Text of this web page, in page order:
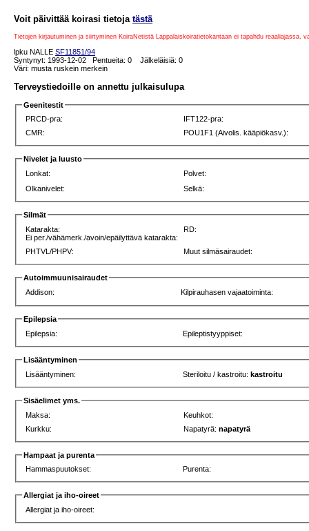
Voit päivittää koirasi tietoja tästä
Tietojen kirjautuminen ja siirtyminen KoiraNetistä Lappalaiskoiratietokantaan ei tapahdu
lpku NALLE SF11851/94
Syntynyt: 1993-12-02 Pentueita: 0 Jälkeläisiä: 0
Väri: musta ruskein merkein
Terveystiedoille on annettu julkaisulupa
Geenitestit
PRCD-pra:
IFT122-pra:
CMR:
POU1F1 (Aivolis. kääpiökasv.):
Nivelet ja luusto
Lonkat:
Polvet:
Olkanivelet:
Selkä:
Silmät
Katarakta:
Ei per./vähämerk./avoin/epäilyttävä katarakta:
RD:
PHTVL/PHPV: Muut silmäsairaudet:
Autoimmuunisairaudet
Addison:
Kilpirauhasen vajaatoiminta:
Epilepsia
Epilepsia:
Epileptistyyppiset:
Lisääntyminen
Lisääntyminen:
Steriloitu / kastroitu:kastroitu
Sisäelimet yms.
Maksa:
Keuhkot:
Kurkku:
Napatyrä:napatyrä
Hampaat ja purenta
Hammaspuutokset:
Purenta:
Allergiat ja iho-oireet
Allergiat ja iho-oireet: